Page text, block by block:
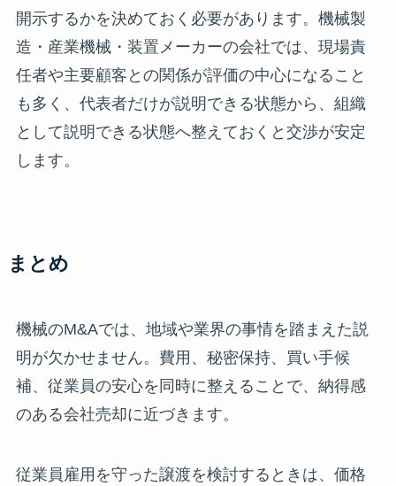
開示するかを決めておく必要があります。機械製
造・産業機械・装置メーカーの会社では、現場責
任者や主要顧客との関係が評価の中心になること
も多く、代表者だけが説明できる状態から、組織
として説明できる状態へ整えておくと交渉が安定
します。
まとめ
機械のM&Aでは、地域や業界の事情を踏まえた説
明が欠かせません。費用、秘密保持、買い手候
補、従業員の安心を同時に整えることで、納得感
のある会社売却に近づきます。
従業員雇用を守った譲渡を検討するときは、価格